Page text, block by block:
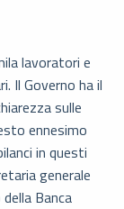
lavoratori e
Il Governo ha il
sulle
ennesimo
in questi
generale
Banca